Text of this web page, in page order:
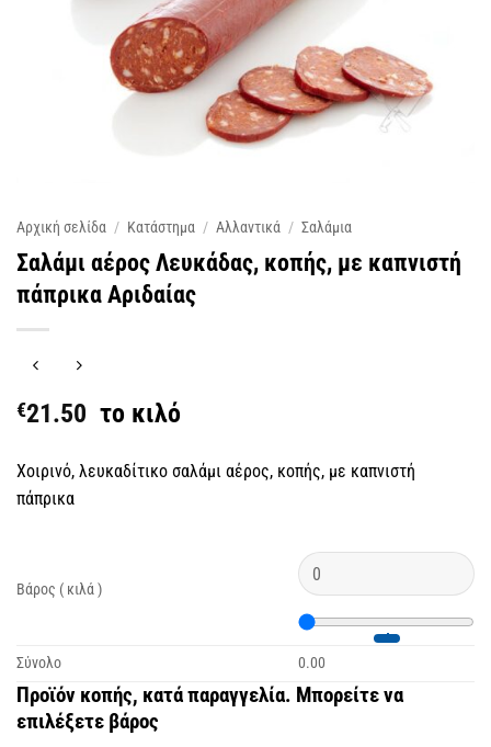
Αρχική σελίδα / Κατάστημα / Αλλαντικά / Σαλάμια
Σαλάμι αέρος Λευκάδας, κοπής, με καπνιστή
πάπρικα Αριδαίας
€21.50 το κιλό
Χοιρινό, λευκαδίτικο σαλάμι αέρος, κοπής, με καπνιστή
πάπρικα
Βάρος ( κιλά )
Σύνολο 0.00
Προϊόν κοπής, κατά παραγγελία. Μπορείτε να
επιλέξετε βάρος